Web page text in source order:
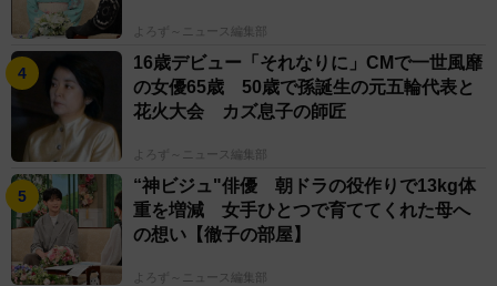
よろず～ニュース編集部
16歳デビュー「それなりに」CMで一世風靡
の女優65歳 50歳で孫誕生の元五輪代表と
花火大会 カズ息子の師匠
よろず～ニュース編集部
“神ビジュ"俳優 朝ドラの役作りで13kg体
重を増減 女手ひとつで育ててくれた母へ
の想い【徹子の部屋】
よろず～ニュース編集部